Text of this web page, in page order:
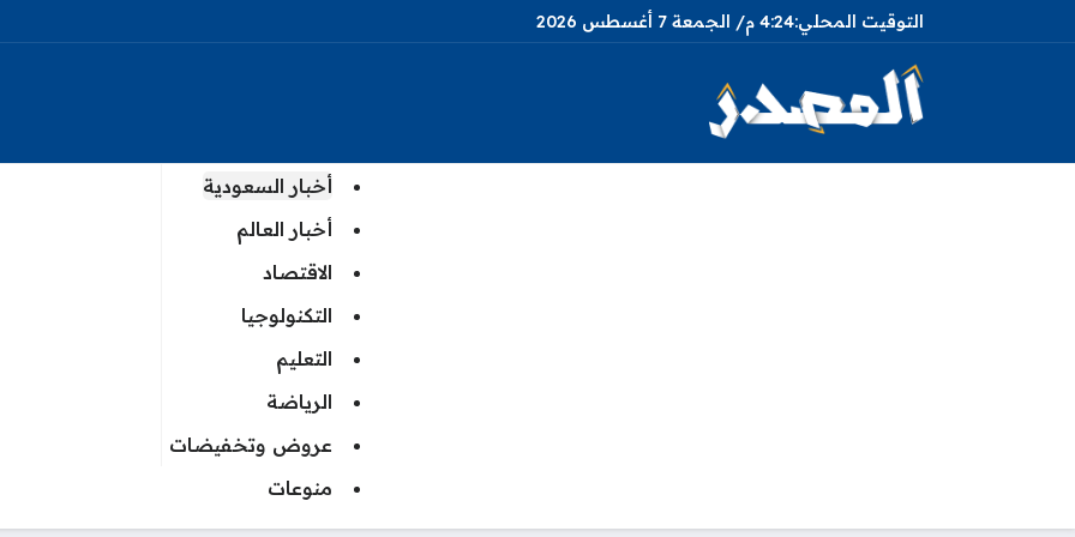
4:24 م الجمعة 7 أغسطس 2026
أخبار السعودية
أخبار العالم
الاقتصاد
التكنولوجيا
التعليم
الرياضة
عروض وتخفيضات
منوعات